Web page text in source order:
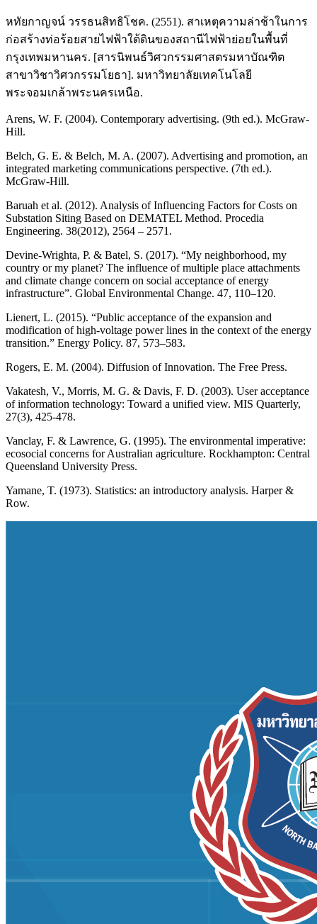
หทัยกาญจน์ วรรธนสิทธิโชค. (2551). สาเหตุความล่าช้าในการ
ก่อสร้างท่อร้อยสายไฟฟ้าใต้ดินของสถานีไฟฟ้าย่อยในพื้นที่
กรุงเทพมหานคร. [สารนิพนธ์วิศวกรรมศาสตรมหาบัณฑิต
สาขาวิชาวิศวกรรมโยธา]. มหาวิทยาลัยเทคโนโลยี
พระจอมเกล้าพระนครเหนือ.
Arens, W. F. (2004). Contemporary advertising. (9th ed.). McGraw-
Hill.
Belch, G. E. & Belch, M. A. (2007). Advertising and promotion, an
integrated marketing communications perspective. (7th ed.).
McGraw-Hill.
Baruah et al. (2012). Analysis of Influencing Factors for Costs on
Substation Siting Based on DEMATEL Method. Procedia
Engineering. 38(2012), 2564 – 2571.
Devine-Wrighta, P. & Batel, S. (2017). “My neighborhood, my
country or my planet? The influence of multiple place attachments
and climate change concern on social acceptance of energy
infrastructure”. Global Environmental Change. 47, 110–120.
Lienert, L. (2015). “Public acceptance of the expansion and
modification of high-voltage power lines in the context of the energy
transition.” Energy Policy. 87, 573–583.
Rogers, E. M. (2004). Diffusion of Innovation. The Free Press.
Vakatesh, V., Morris, M. G. & Davis, F. D. (2003). User acceptance
of information technology: Toward a unified view. MIS Quarterly,
27(3), 425-478.
Vanclay, F. & Lawrence, G. (1995). The environmental imperative:
ecosocial concerns for Australian agriculture. Rockhampton: Central
Queensland University Press.
Yamane, T. (1973). Statistics: an introductory analysis. Harper &
Row.